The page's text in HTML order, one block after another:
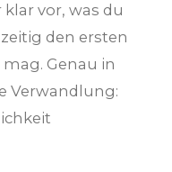
vor, was du
den ersten
Genau in
Verwandlung: